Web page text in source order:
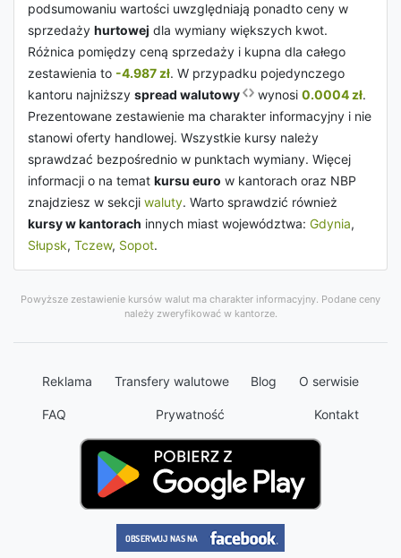
podsumowaniu wartości uwzględniają ponadto ceny w
sprzedaży hurtowej dla wymiany większych kwot.
Różnica pomiędzy ceną sprzedaży i kupna dla całego
zestawienia to -4.987 zł. W przypadku pojedynczego
kantoru najniższy spread walutowy wynosi 0.0004 zł.
Prezentowane zestawienie ma charakter informacyjny i nie
stanowi oferty handlowej. Wszystkie kursy należy
sprawdzać bezpośrednio w punktach wymiany. Więcej
informacji o na temat kursu euro w kantorach oraz NBP
znajdziesz w sekcji waluty. Warto sprawdzić również
kursy w kantorach innych miast województwa: Gdynia,
Słupsk, Tczew, Sopot.
Powyższe zestawienie kursów walut ma charakter informacyjny. Podane ceny
należy zweryfikować w kantorze.
Reklama Transfery walutowe Blog O serwisie
FAQ Prywatność Kontakt